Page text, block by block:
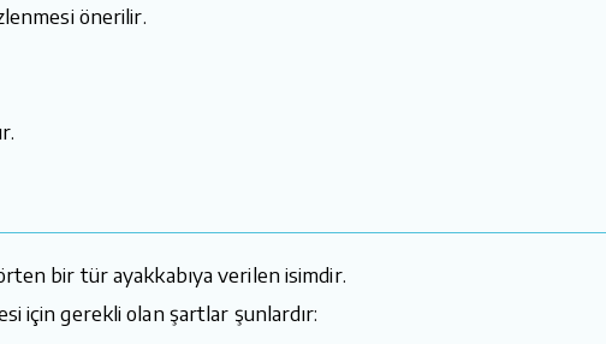
önerilir.
bir tür ayakkabıya verilen isimdir.
için gerekli olan şartlar şunlardır: